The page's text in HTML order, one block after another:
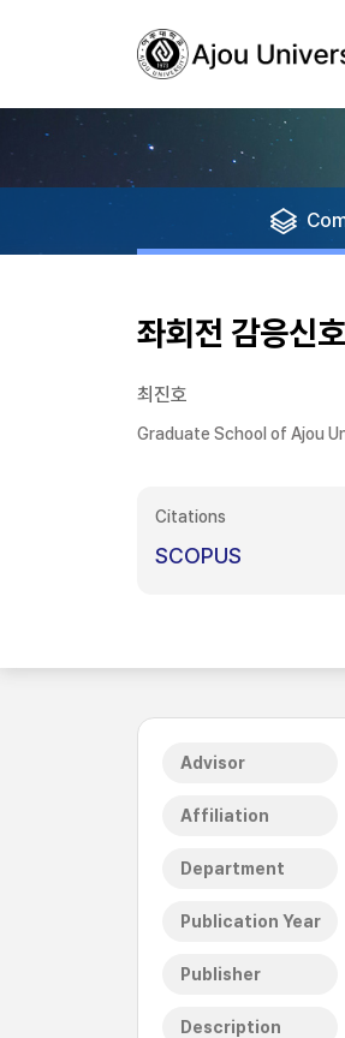
좌회전 감응신
최진호
Graduate School of Ajou
Citations
SCOPUS
Advisor
Affiliation
Department
Publication Year
Publisher
Description